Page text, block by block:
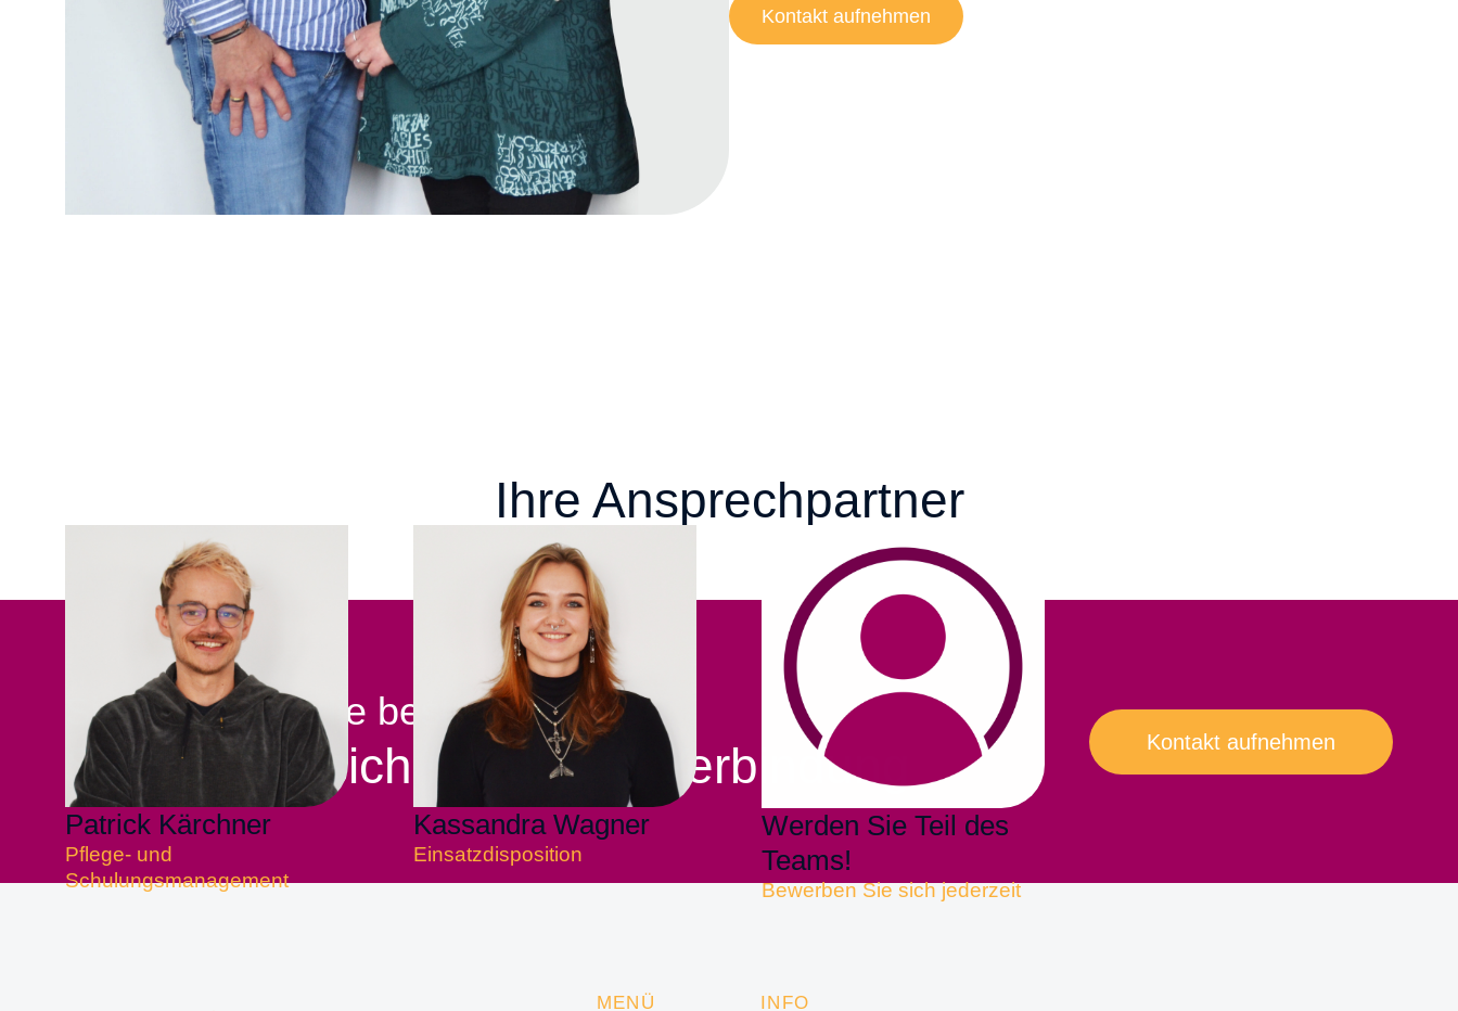
Kontakt aufnehmen
Ihre Ansprechpartner
Patrick Kärchner
Pflege- und
Schulungsmanagement
Kassandra Wagner
Einsatzdisposition
Werden Sie Teil des
Teams!
Bewerben Sie sich jederzeit
Sie verdienen die beste Fürsorge
Setzen Sie sich mit uns in Verbindung Kontakt aufnehmen
MENÜ INFO